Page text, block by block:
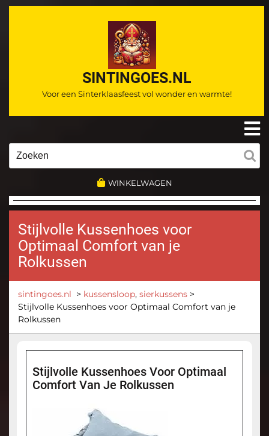
Ga
SINTINGOES.NL
Voor een Sinterklaasfeest vol wonder en warmte!
WINKELWAGEN
Stijlvolle Kussenhoes voor
Optimaal Comfort van je
Rolkussen
sintingoes.nl > kussensloop, sierkussens >
Stijlvolle Kussenhoes voor Optimaal Comfort van je
Rolkussen
Stijlvolle Kussenhoes Voor Optimaal
Comfort Van Je Rolkussen